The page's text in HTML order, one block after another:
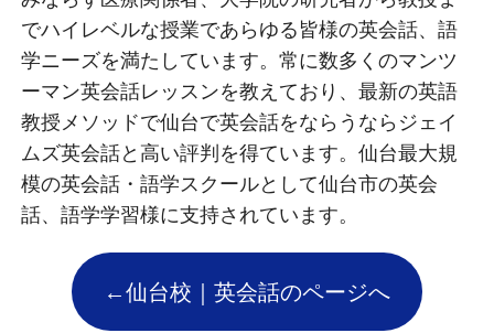
でハイレベルな授業であらゆる皆様の英会話、語
学ニーズを満たしています。常に数多くのマンツ
ーマン英会話レッスンを教えており、最新の英語
教授メソッドで仙台で英会話をならうならジェイ
ムズ英会話と高い評判を得ています。仙台最大規
模の英会話・語学スクールとして仙台市の英会
話、語学学習様に支持されています。
←仙台校｜英会話のページへ